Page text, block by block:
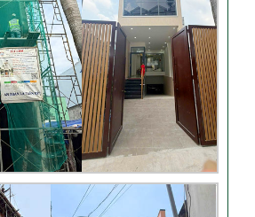
Thi công móng nhà có sàn
vượt nhịp tại Hóc Môn
Đánh giá của khách hàng
xây nhà 3 tầng tại Thủ Đức